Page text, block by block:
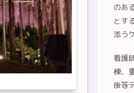
のあ
とす
添う
看護
棟、
後等